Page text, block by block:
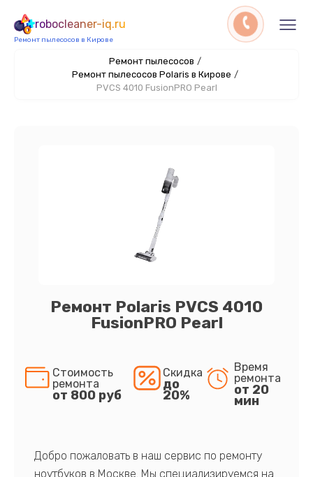
robocleaner-iq.ru
Ремонт пылесосов в Кирове
Ремонт пылесосов /
Ремонт пылесосов Polaris в Кирове /
PVCS 4010 FusionPRO Pearl
Ремонт Polaris PVCS 4010
FusionPRO Pearl
Стоимость
ремонта
от 800 руб
Скидка
до
20%
Время
ремонта
от 20
мин
Добро пожаловать в наш сервис по ремонту
ноутбуков в Москве. Мы специализируемся на